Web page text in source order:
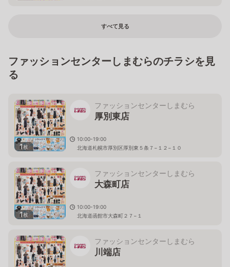
すべて見る
ファッションセンターしまむらのチラシを見
る
1枚
ファッションセンターしまむら
厚別東店
10:00-19:00
北海道札幌市厚別区厚別東５条７−１２−１０
1枚
ファッションセンターしまむら
大森町店
10:00-19:00
北海道函館市大森町２７−１
ファッションセンターしまむら
川端店